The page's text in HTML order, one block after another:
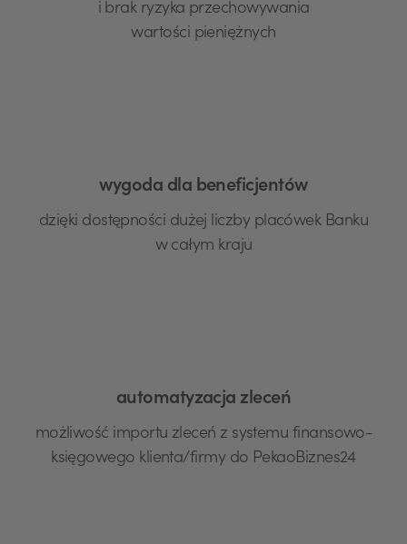
i brak ryzyka przechowywania
wartości pieniężnych
wygoda dla beneficjentów
dzięki dostępności dużej liczby placówek Banku
w całym kraju
automatyzacja zleceń
możliwość importu zleceń z systemu finansowo-
księgowego klienta/firmy do PekaoBiznes24